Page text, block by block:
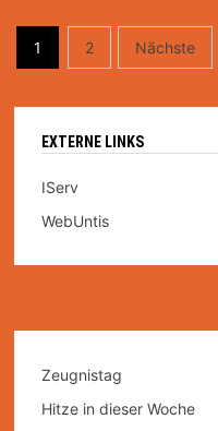
Seitennummerierung
der
1 2 Nächste
EXTERNE LINKS
IServ
WebUntis
Zeugnistag
Hitze in dieser Woche